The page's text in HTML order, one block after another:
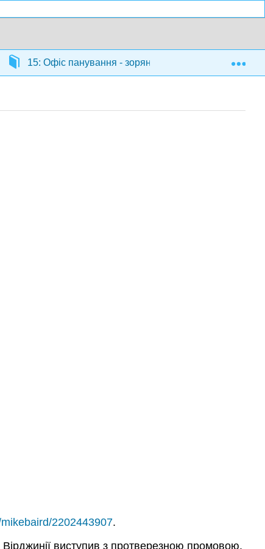
15: Офіс панування - зоряна система та профспілки
2202443907.
виступив з протверезною промовою.